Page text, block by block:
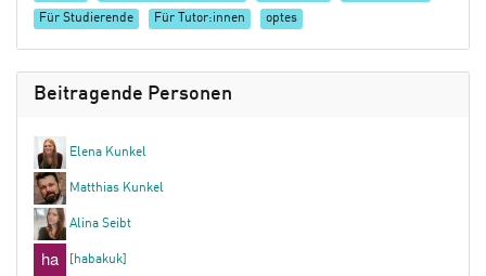
Für Studierende Für Tutor:innen optes
Beitragende Personen
Elena Kunkel
Matthias Kunkel
Alina Seibt
[habakuk]